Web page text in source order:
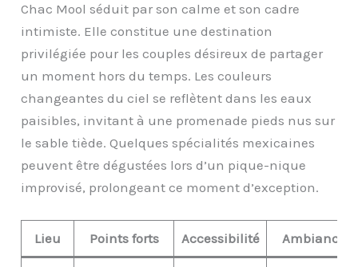
Chac Mool séduit par son calme et son cadre
intimiste. Elle constitue une destination
privilégiée pour les couples désireux de partager
un moment hors du temps. Les couleurs
changeantes du ciel se reflètent dans les eaux
paisibles, invitant à une promenade pieds nus sur
le sable tiède. Quelques spécialités mexicaines
peuvent être dégustées lors d’un pique-nique
improvisé, prolongeant ce moment d’exception.
Lieu Points forts Accessibilité Ambiance